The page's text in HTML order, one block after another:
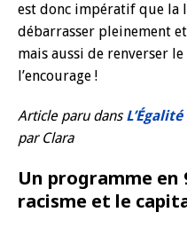
est donc impératif que la
débarrasser pleinement
mais aussi de renverser
l’encourage !
Article paru dans L’Égalité
par Clara
Un programme
racisme et le